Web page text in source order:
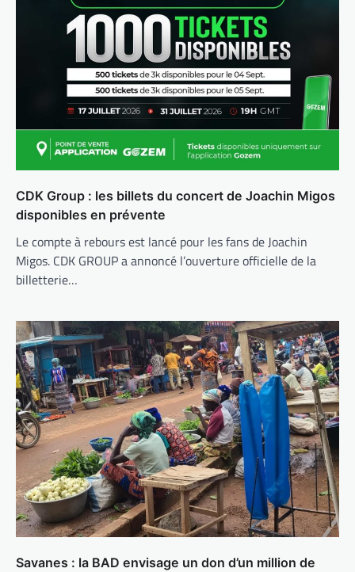
CDK Group : les billets du concert de Joachin Migos
disponibles en prévente
Le compte à rebours est lancé pour les fans de Joachin
Migos. CDK GROUP a annoncé l’ouverture officielle de la
billetterie…
Savanes : la BAD envisage un don d’un million de